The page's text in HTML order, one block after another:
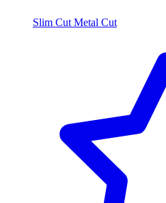
Slim Cut Metal Cut